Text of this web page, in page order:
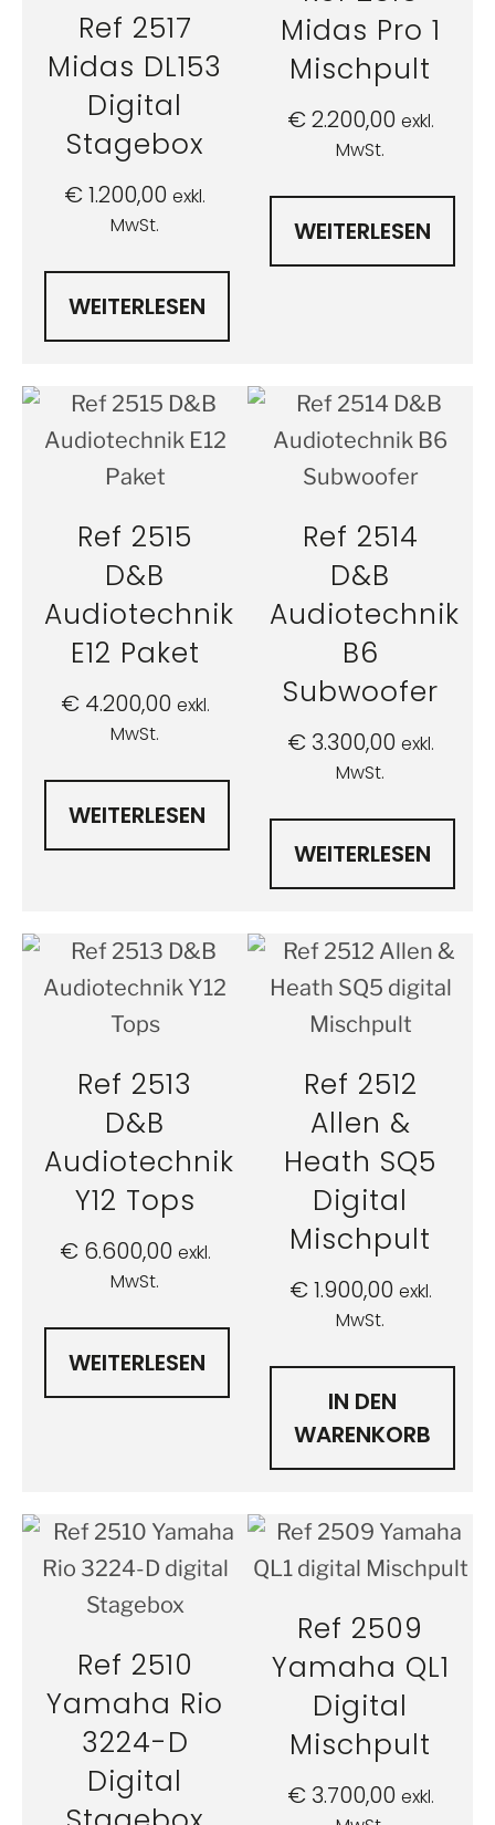
Ref 2517
Midas DL153
Digital
Stagebox
€1.200,00 exkl.
MwSt.
WEITERLESEN
Midas Pro 1
Mischpult
€2.200,00 exkl.
MwSt.
WEITERLESEN
Ref 2515
D&B
Audiotechnik
E12 Paket
€4.200,00 exkl.
MwSt.
WEITERLESEN
Ref 2514
D&B
Audiotechnik
B6
Subwoofer
€3.300,00 exkl.
MwSt.
WEITERLESEN
Ref 2513
D&B
Audiotechnik
Y12 Tops
€6.600,00 exkl.
MwSt.
WEITERLESEN
Ref 2512
Allen &
Heath SQ5
Digital
Mischpult
€1.900,00 exkl.
MwSt.
IN DEN
WARENKORB
Ref 2510
Yamaha Rio
3224-D
Digital
Ref 2509
Yamaha QL1
Digital
Mischpult
€3.700,00 exkl.